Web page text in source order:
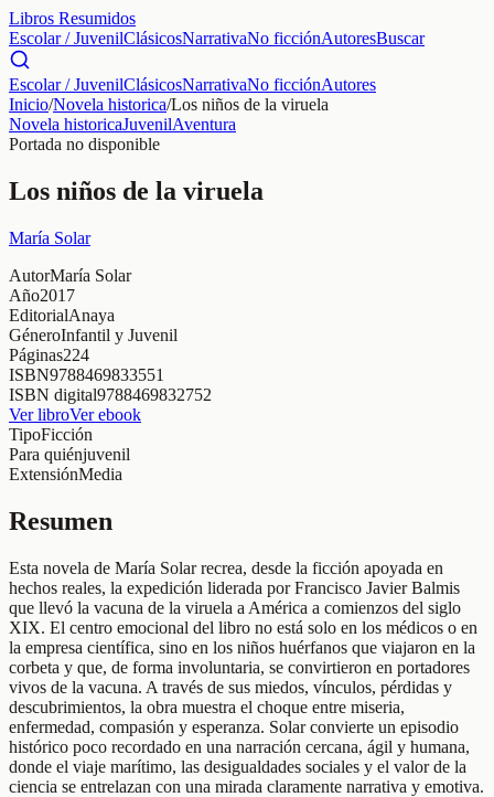
Libros Resumidos
Escolar / JuvenilClásicosNarrativaNo ficciónAutoresBuscar
Escolar / JuvenilClásicosNarrativaNo ficciónAutores
Inicio/Novela historica/Los niños de la viruela
Novela historicaJuvenilAventura
Portada no disponible
Los niños de la viruela
María Solar
AutorMaría Solar
Año2017
EditorialAnaya
GéneroInfantil y Juvenil
Páginas224
ISBN9788469833551
ISBN digital9788469832752
Ver libroVer ebook
TipoFicción
Para quiénjuvenil
ExtensiónMedia
Resumen
Esta novela de María Solar recrea, desde la ficción apoyada en
hechos reales, la expedición liderada por Francisco Javier Balmis
que llevó la vacuna de la viruela a América a comienzos del siglo
XIX. El centro emocional del libro no está solo en los médicos o en
la empresa científica, sino en los niños huérfanos que viajaron en la
corbeta y que, de forma involuntaria, se convirtieron en portadores
vivos de la vacuna. A través de sus miedos, vínculos, pérdidas y
descubrimientos, la obra muestra el choque entre miseria,
enfermedad, compasión y esperanza. Solar convierte un episodio
histórico poco recordado en una narración cercana, ágil y humana,
donde el viaje marítimo, las desigualdades sociales y el valor de la
ciencia se entrelazan con una mirada claramente narrativa y emotiva.